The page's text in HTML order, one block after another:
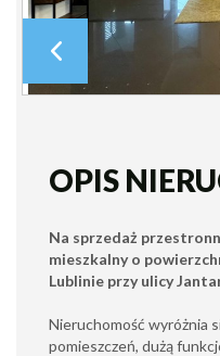
OPIS
Na sprzedaż
mieszkalny o
Lublinie przy ulicy
Nieruchomość wyróżnia
pomieszczeń, dużą